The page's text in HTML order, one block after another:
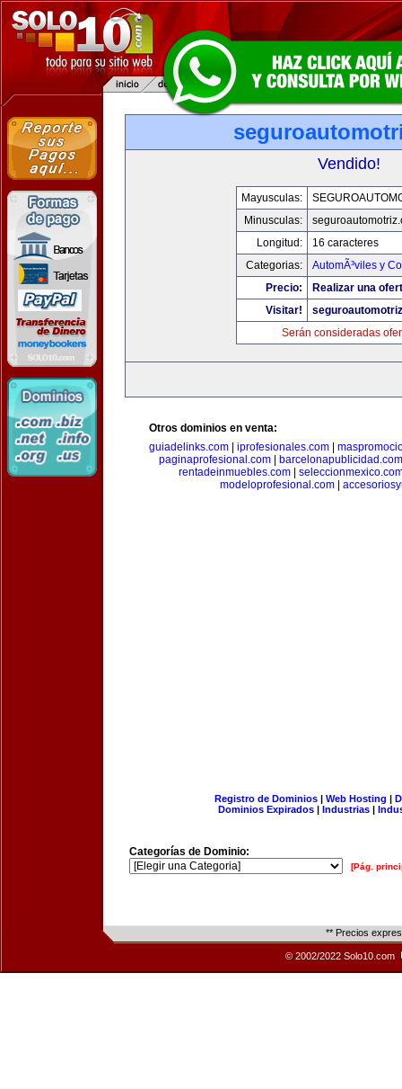
Vendido!
Mayusculas:
Minusculas:
Longitud:
16 caracteres
Categorias:
AutomÃ³viles y
Precio:
Realizar una
Visitar!
Serán consideradas
Otros dominios en venta:
guiadelinks.com
iprofesionales.com
paginaprofesional.com|
barcelonapublicidad.com
rentadeinmuebles.com
modeloprofesional.com
Registro de Dominios| Web Hosting |
Dominios Expirados | Industrias |
Categorías de Dominio:
[Pág.
** Precios
© 2002/2022 Solo10.com